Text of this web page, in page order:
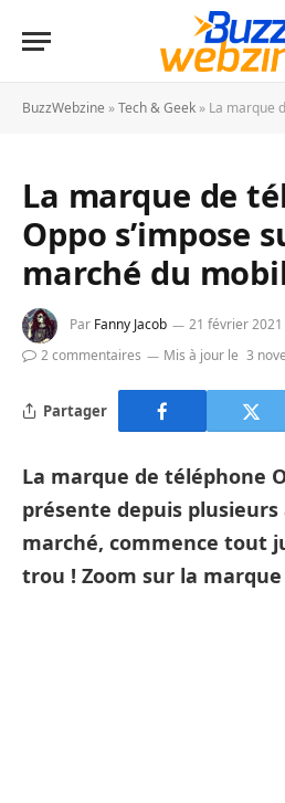
BuzzWebzine »Tech & Geek » La marque de
La marque de
Oppo s’impose
marché du
Par Fanny Jacob 21 février 2021
2 commentaires
Mis à jour le 3
Partager
La marque de téléphone
présente depuis plusieurs
marché, commence tout
trou ! Zoom sur la marque